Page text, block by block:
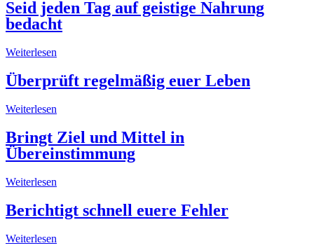
Seid jeden Tag auf geistige Nahrung
bedacht
Weiterlesen
Überprüft regelmäßig euer Leben
Weiterlesen
Bringt Ziel und Mittel in
Übereinstimmung
Weiterlesen
Berichtigt schnell euere Fehler
Weiterlesen